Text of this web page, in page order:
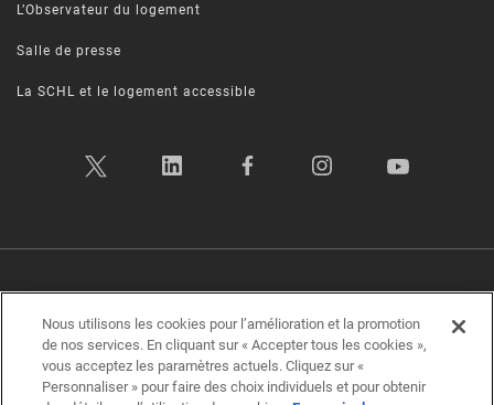
L’Observateur du logement
Salle de presse
La SCHL et le logement accessible
Plan d’accessibilité | Rétroaction sur l'accessibilité
Société canadienne d'hypothèques et de logement (SCHL) ©2026
Nous utilisons les cookies pour l’amélioration et la promotion
de nos services. En cliquant sur « Accepter tous les cookies »,
vous acceptez les paramètres actuels. Cliquez sur «
Personnaliser » pour faire des choix individuels et pour obtenir